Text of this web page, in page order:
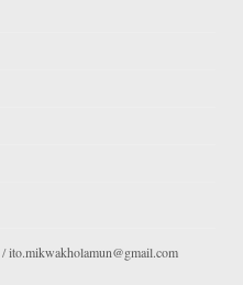
/ito.mikwakholamun@gmail.com